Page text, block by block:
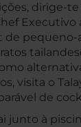
dirige-
de pequeno-
visita o
de
junto à